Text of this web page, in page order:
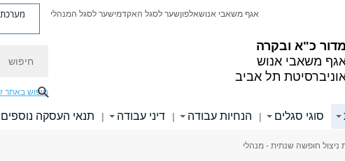
מדור כ"א ובקרה
משאבי אנוש
תל אביב
אגף משאבי אנושאלפוןשער לסגל האקדמישער לסגל המנהלי מערכת
חיפוש באתר
סוגי סגלים | הנחיות עבודה | דיני עבודה | תנאי העסקה נוספים
ניצול חופשה שנתית - מנהלי